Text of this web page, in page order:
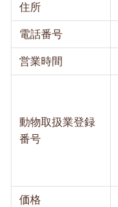
住所
電話番号
営業時間
動物取扱業登録
番号
価格